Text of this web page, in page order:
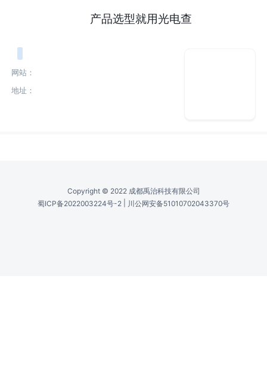
产品选型就用光电查
网站：
地址：
Copyright © 2022 成都禹治科技有限公司
蜀ICP备2022003224号-2
川公网安备51010702043370号